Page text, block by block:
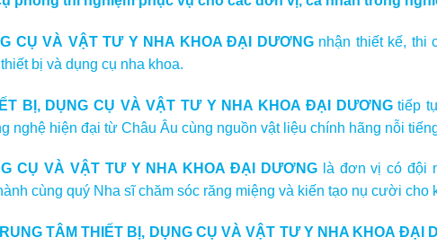
CỤ VÀ VẬT TƯ Y NHA KHOA ĐẠI DƯƠNGnhận thiết kế, thi
bị và dụng cụ nha khoa.
BỊ, DỤNG CỤ VÀ VẬT TƯ Y NHA KHOA ĐẠI DƯƠNG tiếp
nghệ hiện đại từ Châu Âu cùng nguồn vật liệu chính hãng nỗi
CỤ VÀ VẬT TƯ Y NHA KHOA ĐẠI DƯƠNGlà đơn vị có đội
cùng quý Nha sĩ chăm sóc răng miệng và kiến tạo nụ cười cho
TÂM THIẾT BỊ, DỤNG CỤ VÀ VẬT TƯ Y NHA KHOA ĐẠI